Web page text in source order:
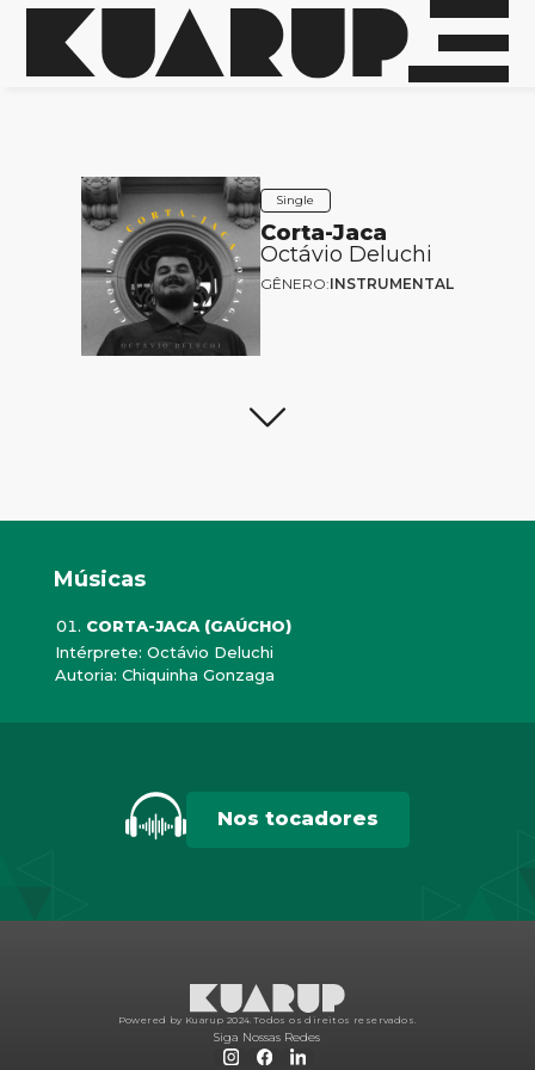
Single
Corta-Jaca
Octávio Deluchi
GÊNERO:INSTRUMENTAL
Músicas
CORTA-JACA (GAÚCHO)
Intérprete: Octávio Deluchi
Autoria: Chiquinha Gonzaga
Nos tocadores
Powered by Kuarup 2024. Todos os direitos reservados.
Siga Nossas Redes